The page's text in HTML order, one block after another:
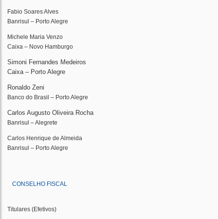
Fabio Soares Alves
Banrisul – Porto Alegre
Michele Maria Venzo
Caixa – Novo Hamburgo
Simoni Fernandes Medeiros
Caixa – Porto Alegre
Ronaldo Zeni
Banco do Brasil – Porto Alegre
Carlos Augusto Oliveira Rocha
Banrisul – Alegrete
Carlos Henrique de Almeida
Banrisul – Porto Alegre
CONSELHO FISCAL
Titulares (Efetivos)